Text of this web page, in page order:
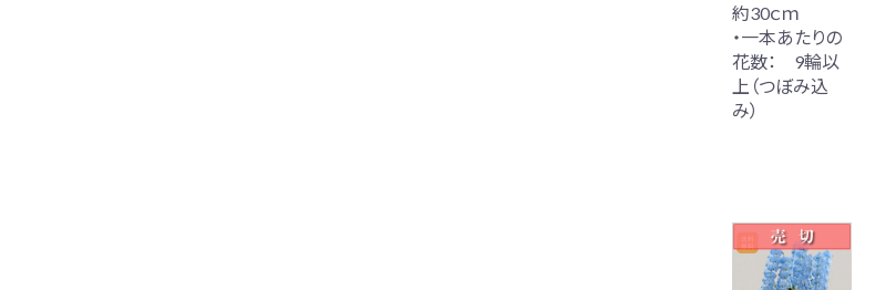
約30ｃｍ
・一本あたりの
花数： 9輪以
上（つぼみ込
み）